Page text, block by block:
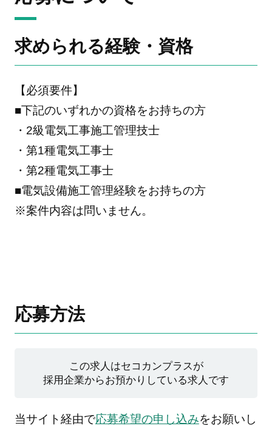
求められる経験・資格
【必須要件】
■下記のいずれかの資格をお持ちの方
・2級電気工事施工管理技士
・第1種電気工事士
・第2種電気工事士
■電気設備施工管理経験をお持ちの方
※案件内容は問いません。
応募方法
この求人はセコカンプラスが
採用企業からお預かりしている求人です
当サイト経由で応募希望の申し込みをお願いし